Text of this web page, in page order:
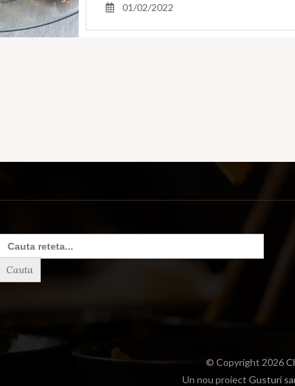
01/02/2022
for:
© Copyright 2026
Un nou proiect Gusturi